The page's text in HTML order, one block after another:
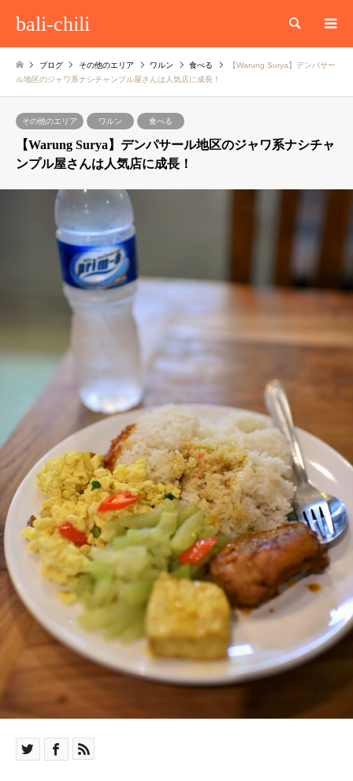
bali-chili 検索
ブログ その他のエリア ワルン 食べる
【Warung Surya】デンパサー
ル地区のジャワ系ナシチャンプル屋さんは人気店に成長！
その他のエリア ワルン 食べる
【Warung Surya】デンパサール地区のジャワ系ナシチャ
ンプル屋さんは人気店に成長！